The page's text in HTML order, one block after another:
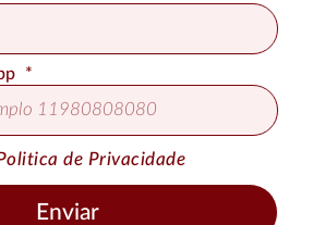
de Privacidade
Enviar